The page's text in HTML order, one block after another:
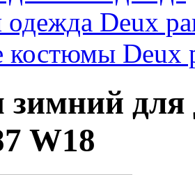
одежда Deux
костюмы Deux
для
W18